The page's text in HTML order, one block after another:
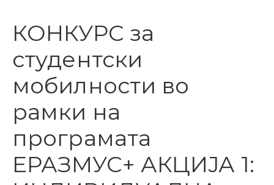
КОНКУРС за
студентски
мобилности во
рамки на
програмата
ЕРАЗМУС+ АКЦИЈА 1: